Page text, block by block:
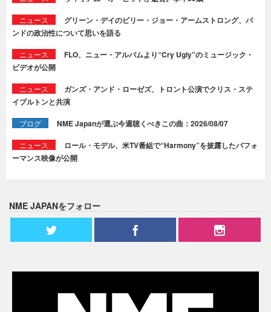
ニュース
グリーン・デイのビリー・ジョー・アームストロング、バ
ンドの政治性について思いを語る
ニュース
FLO、ニュー・アルバムより“Cry Ugly”のミュージック・
ビデオが公開
ニュース
ガンズ・アンド・ローゼズ、トロント公演でクリス・ステ
イプルトンと共演
ブログ NME Japanが選ぶ今週聴くべきこの曲：2026/08/07
ニュース
ロール・モデル、米TV番組で“Harmony”を披露したパフォ
ーマンス映像が公開
NME JAPANをフォロー